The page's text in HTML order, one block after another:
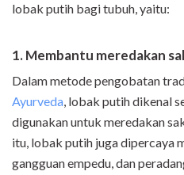
lobak putih bagi tubuh, yaitu:
1. Membantu meredakan
Dalam metode pengobatan
Ayurveda, lobak putih dikenal
digunakan untuk meredakan
itu, lobak putih juga dipercaya
gangguan empedu, dan